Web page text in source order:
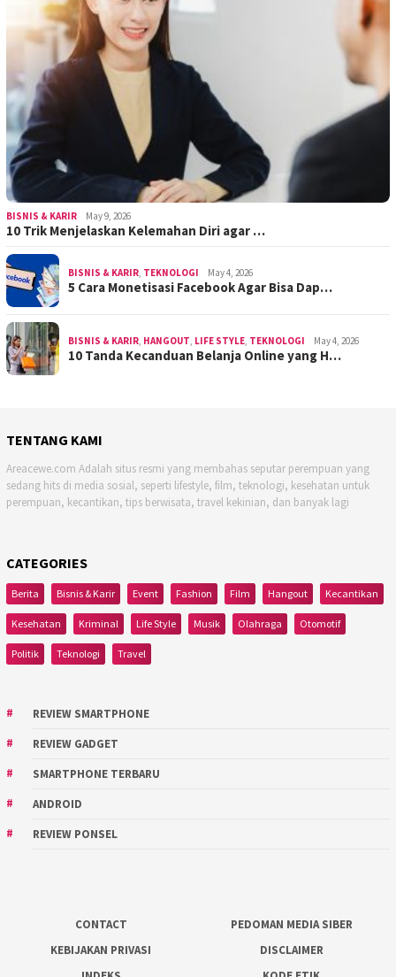
BISNIS & KARIR May 9, 2026
10 Trik Menjelaskan Kelemahan Diri agar …
BISNIS & KARIR, TEKNOLOGI May 4, 2026
5 Cara Monetisasi Facebook Agar Bisa Dap…
BISNIS & KARIR, HANGOUT, LIFE STYLE, TEKNOLOGI May 4, 2026
10 Tanda Kecanduan Belanja Online yang H…
TENTANG KAMI
Areacewe.com Adalah situs resmi yang membahas seputar perempuan yang
sedang hits di media sosial, seperti lifestyle, film, teknologi, kesehatan untuk
perempuan, kecantikan, tips berwisata, travel kekinian, dan banyak lagi
CATEGORIES
Berita Bisnis & Karir Event Fashion Film Hangout Kecantikan
Kesehatan Kriminal Life Style Musik Olahraga Otomotif
Politik Teknologi Travel
REVIEW SMARTPHONE
REVIEW GADGET
SMARTPHONE TERBARU
ANDROID
REVIEW PONSEL
CONTACT
PEDOMAN MEDIA SIBER
KEBIJAKAN PRIVASI
DISCLAIMER